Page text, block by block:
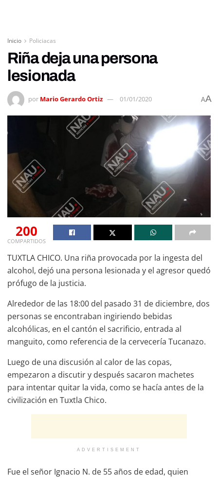
Inicio Policiacas
Riña deja una persona
lesionada
por Mario Gerardo Ortiz 01/01/2020 AA
200
COMPARTIDOS
TUXTLA CHICO. Una riña provocada por la ingesta del
alcohol, dejó una persona lesionada y el agresor quedó
prófugo de la justicia.
Alrededor de las 18:00 del pasado 31 de diciembre, dos
personas se encontraban ingiriendo bebidas
alcohólicas, en el cantón el sacrificio, entrada al
manguito, como referencia de la cervecería Tucanazo.
Luego de una discusión al calor de las copas,
empezaron a discutir y después sacaron machetes
para intentar quitar la vida, como se hacía antes de la
civilización en Tuxtla Chico.
ADVERTISEMENT
Fue el señor Ignacio N. de 55 años de edad, quien